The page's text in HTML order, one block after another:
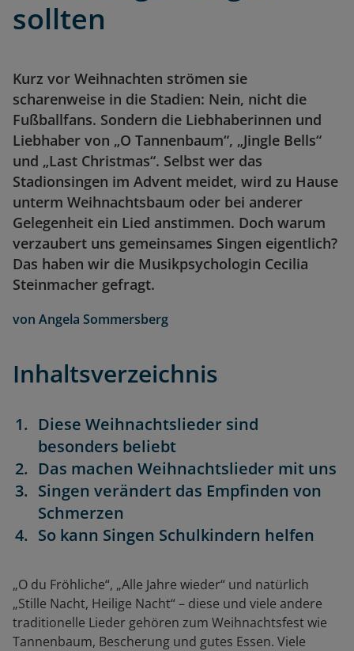
sollten
Kurz vor Weihnachten strömen sie
scharenweise in die Stadien: Nein, nicht die
Fußballfans. Sondern die Liebhaberinnen und
Liebhaber von „O Tannenbaum“, „Jingle Bells“
und „Last Christmas“. Selbst wer das
Stadionsingen im Advent meidet, wird zu Hause
unterm Weihnachtsbaum oder bei anderer
Gelegenheit ein Lied anstimmen. Doch warum
verzaubert uns gemeinsames Singen eigentlich?
Das haben wir die Musikpsychologin Cecilia
Steinmacher gefragt.
von Angela Sommersberg
Inhaltsverzeichnis
Diese Weihnachtslieder sind
besonders beliebt
Das machen Weihnachtslieder mit uns
Singen verändert das Empfinden von
Schmerzen
So kann Singen Schulkindern helfen
„O du Fröhliche“, „Alle Jahre wieder“ und natürlich
„Stille Nacht, Heilige Nacht“ – diese und viele andere
traditionelle Lieder gehören zum Weihnachtsfest wie
Tannenbaum, Bescherung und gutes Essen. Viele